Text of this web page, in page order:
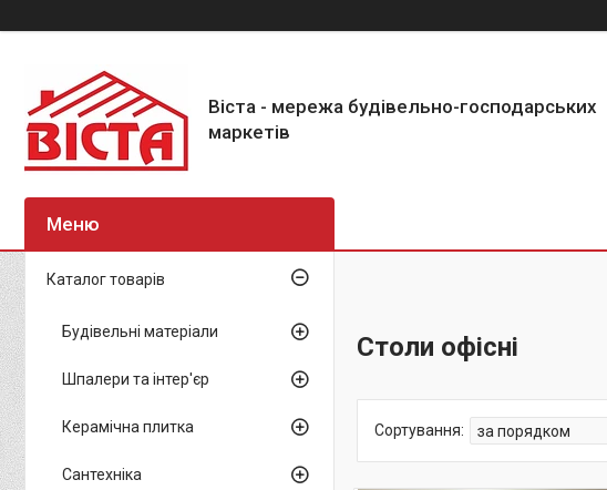
Віста - мережа будівельно-господарських
маркетів
Столи офісні
Каталог товарів
Будівельні матеріали
Шпалери та інтер'єр
Керамічна плитка
Сантехніка